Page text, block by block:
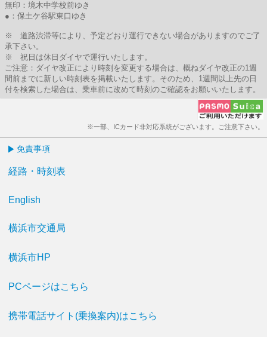
無印：境木中学校前ゆき
●：保土ケ谷駅東口ゆき
※ 道路渋滞等により、予定どおり運行できない場合がありますのでご了
承下さい。
※ 祝日は休日ダイヤで運行いたします。
ご注意：ダイヤ改正により時刻を変更する場合は、概ねダイヤ改正の1週
間前までに新しい時刻表を掲載いたします。そのため、1週間以上先の日
付を検索した場合は、乗車前に改めて時刻のご確認をお願いいたします。
※一部、ICカード非対応系統がございます。ご注意下さい。
免責事項
経路・時刻表
English
横浜市交通局
横浜市HP
PCページはこちら
携帯電話サイト(乗換案内)はこちら